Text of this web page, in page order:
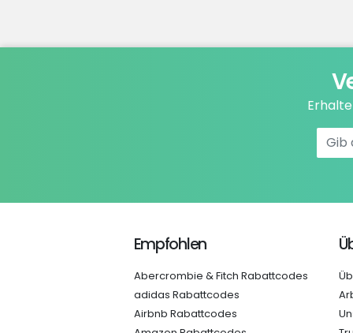
Empfohlen
Abercrombie & Fitch Rabattcodes
adidas Rabattcodes
Airbnb Rabattcodes